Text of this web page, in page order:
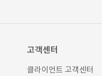
고객센터
클라이언트 고객센터